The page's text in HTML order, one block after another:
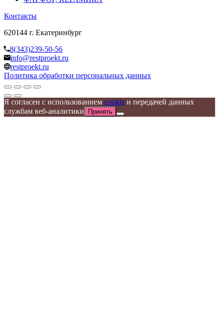
Контакты
620144 г. Екатеринбург
8(343)239-50-56
info@restproekt.ru
restproekt.ru
Политика обработки персональных данных
Я согласен с использованием cookie и передачей данных
службам веб-аналитики
Принять